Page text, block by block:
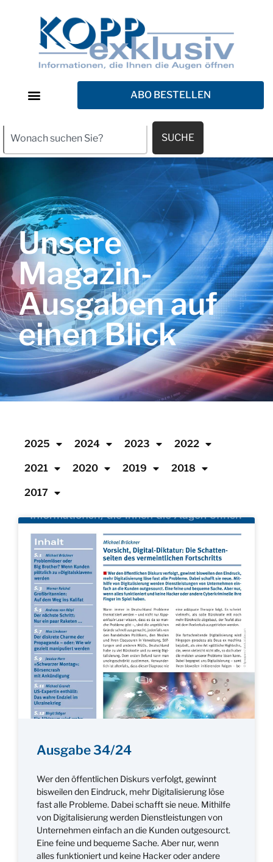
ABO BESTELLEN
SUCHE
Unsere
Magazin-
Ausgaben auf
einen Blick
2025 2024 2023 2022
2021 2020 2019 2018
2017
Ausgabe 34/24
Wer den öffentlichen Diskurs verfolgt, gewinnt
bisweilen den Eindruck, mehr Digitalisierung löse
fast alle Probleme. Dabei schafft sie neue. Mithilfe
von Digitalisierung werden Dienstleistungen von
Unternehmen einfach an die Kunden outgesourct.
Eine feine und bequeme Sache. Aber nur, wenn
alles funktioniert und keine Hacker oder andere